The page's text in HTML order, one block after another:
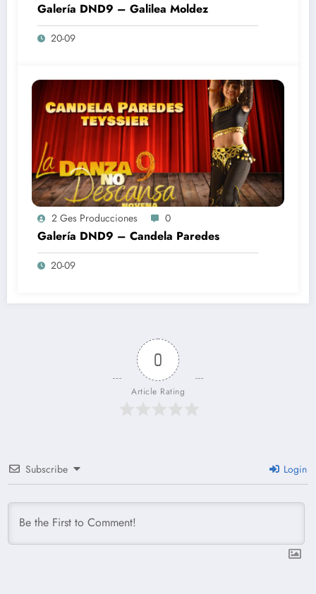
Galería DND9 – Galilea Moldez
20-09
2 Ges Producciones 0
Galería DND9 – Candela Paredes
20-09
0
Article Rating
Subscribe Login